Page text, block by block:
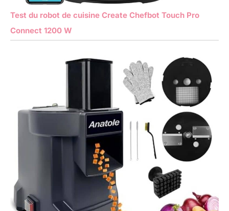
Test du robot de cuisine Create Chefbot Touch Pro
Connect 1200 W